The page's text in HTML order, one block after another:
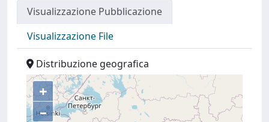
Visualizzazione Pubblicazione
Visualizzazione File
Distribuzione geografica
+
–